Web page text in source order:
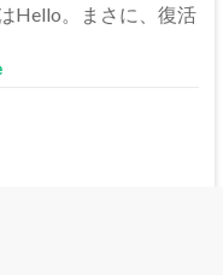
Hello。まさに、復活